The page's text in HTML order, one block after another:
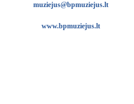
muziejus@bpmuziejus.lt
www.bpmuziejus.lt